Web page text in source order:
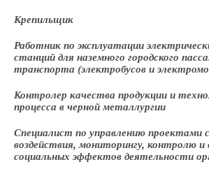
Крепильщик
Работник по эксплуатации
станций для наземного городского
транспорта (электробусов и
Контролер качества продукции и
процесса в черной металлургии
Специалист по управлению проектами
воздействия, мониторингу, контролю и
социальных эффектов деятельности